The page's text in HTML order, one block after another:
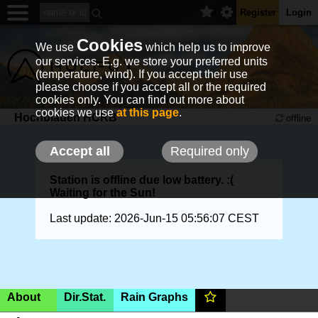
Register Login
Hochblauen HCRB offline
Station is offline due low battery. :(
Waiting for the Sun!
Last update: 2026-Jun-15 05:56:07 CEST
About Dir.Stat.
Rain Graphs
We use Cookies which help us to improve
our services. E.g. we store your preferred units
(temperature, wind). If you accept their use
please choose if you accept all or the required
cookies only. You can find out more about
cookies we useat this page.
Accept all Required only